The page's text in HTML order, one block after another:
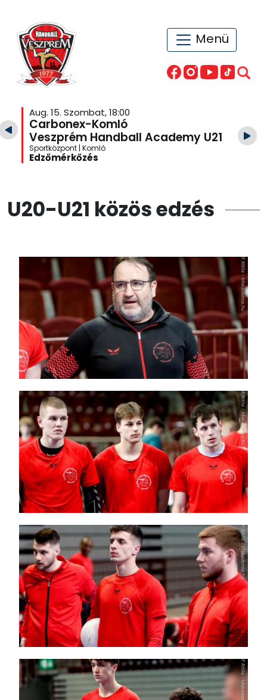
Menü
Aug. 15. Szombat, 18:00
Carbonex-Komló
Veszprém Handball Academy U21
Sportközpont | Komló
Edzőmérkőzés
U20-U21 közös edzés